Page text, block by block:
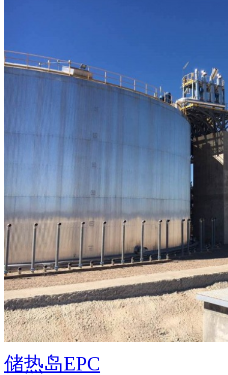
储热岛EPC